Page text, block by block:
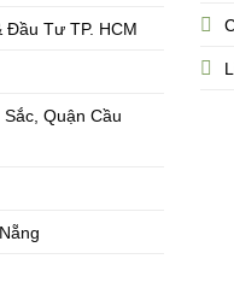
Đầu Tư TP. HCM
Quận Cầu